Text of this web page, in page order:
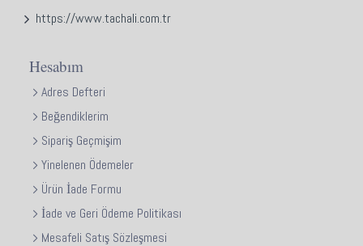
https://www.tachali.com.tr
Hesabım
Adres Defteri
Beğendiklerim
Sipariş Geçmişim
Yinelenen Ödemeler
Ürün İade Formu
İade ve Geri Ödeme Politikası
Mesafeli Satış Sözleşmesi